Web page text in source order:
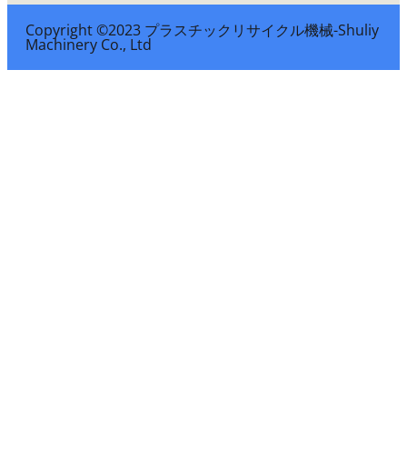
Copyright ©2023 プラスチックリサイクル機械-Shuliy
Machinery Co., Ltd